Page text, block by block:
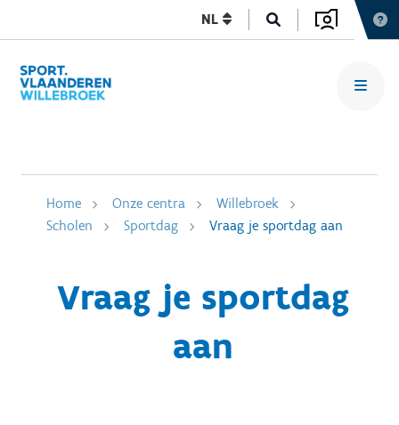
NL
Home Onze centra
Willebroek
Scholen
Sportdag Vraag je sportdag aan
Vraag je sportdag
aan